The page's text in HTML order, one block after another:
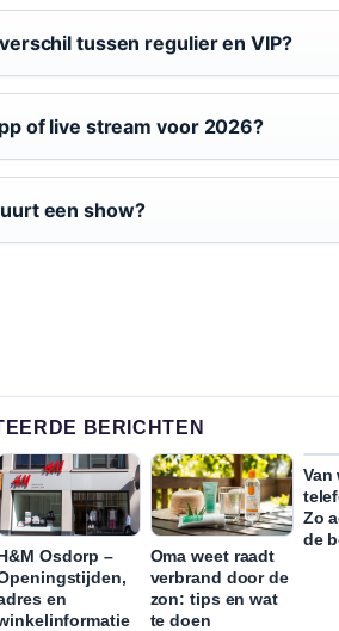
tussen regulier en VIP?
of live stream voor 2026?
een show?
BERICHTEN
Osdorp –
en
Oma weet raadt
verbrand door de
zon: tips en wat
te doen
Van
Zo
de